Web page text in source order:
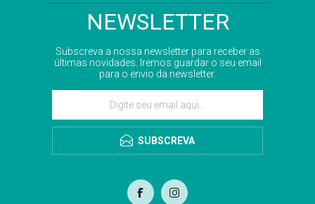
NEWSLETTER
Subscreva a nossa newsletter para receber as
últimas novidades. Iremos guardar o seu email
para o envio da newsletter.
SUBSCREVA